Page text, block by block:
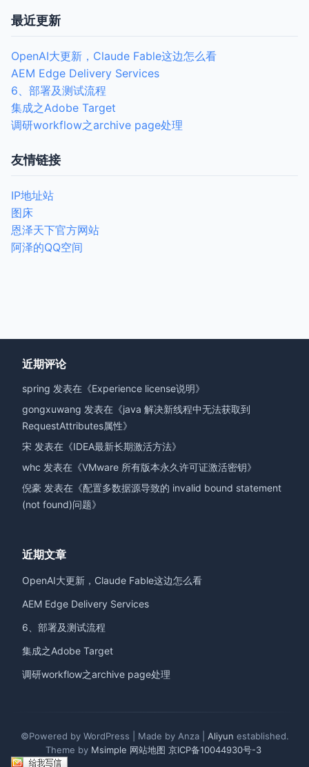
最近更新
OpenAI大更新，Claude Fable这边怎么看
AEM Edge Delivery Services
6、部署及测试流程
集成之Adobe Target
调研workflow之archive page处理
友情链接
IP地址站
图床
恩泽天下官方网站
阿泽的QQ空间
近期评论
spring 发表在《Experience license说明》
gongxuwang 发表在《java 解决新线程中无法获取到
RequestAttributes属性》
宋 发表在《IDEA最新长期激活方法》
whc 发表在《VMware 所有版本永久许可证激活密钥》
倪豪 发表在《配置多数据源导致的 invalid bound statement
(not found)问题》
近期文章
OpenAI大更新，Claude Fable这边怎么看
AEM Edge Delivery Services
6、部署及测试流程
集成之Adobe Target
调研workflow之archive page处理
©Powered by WordPress | Made by Anza | Aliyun established.
Theme by Msimple 网站地图 京ICP备10044930号-3